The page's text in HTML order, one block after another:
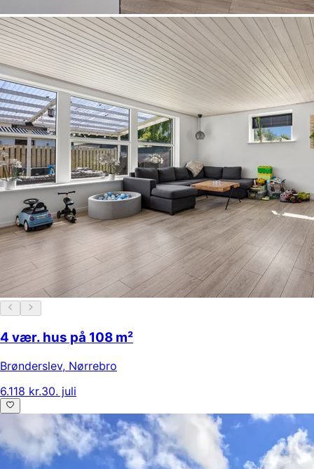
4 vær. hus på 108 m²
Brønderslev, Nørrebro
6.118 kr.30. juli